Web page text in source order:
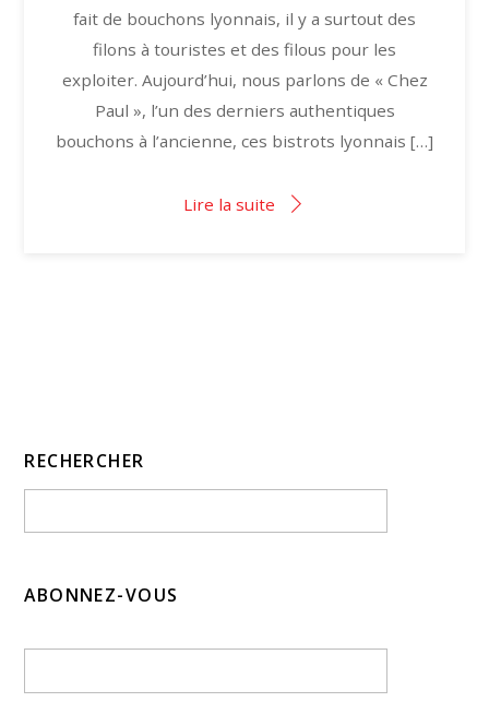
fait de bouchons lyonnais, il y a surtout des
filons à touristes et des filous pour les
exploiter. Aujourd’hui, nous parlons de « Chez
Paul », l’un des derniers authentiques
bouchons à l’ancienne, ces bistrots lyonnais […]
Lire la suite
RECHERCHER
ABONNEZ-VOUS